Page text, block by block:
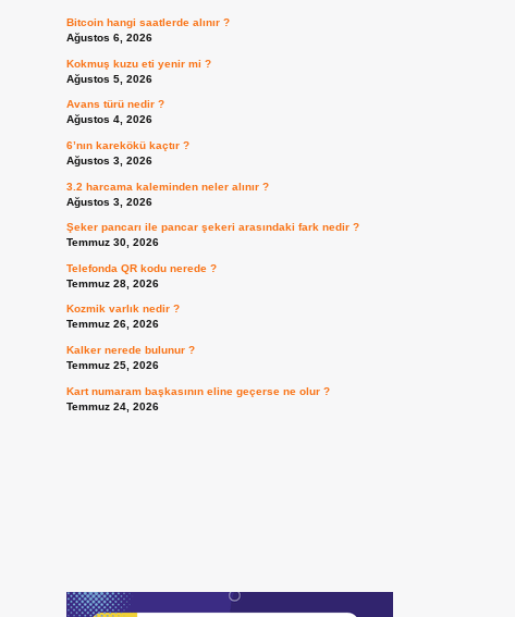
Bitcoin hangi saatlerde alınır ?
Ağustos 6, 2026
Kokmuş kuzu eti yenir mi ?
Ağustos 5, 2026
Avans türü nedir ?
Ağustos 4, 2026
6’nın karekökü kaçtır ?
Ağustos 3, 2026
3.2 harcama kaleminden neler alınır ?
Ağustos 3, 2026
Şeker pancarı ile pancar şekeri arasındaki fark nedir ?
Temmuz 30, 2026
Telefonda QR kodu nerede ?
Temmuz 28, 2026
Kozmik varlık nedir ?
Temmuz 26, 2026
Kalker nerede bulunur ?
Temmuz 25, 2026
Kart numaram başkasının eline geçerse ne olur ?
Temmuz 24, 2026